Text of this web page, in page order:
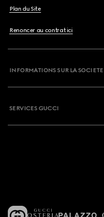
Plan du Site
Renoncer au contrat ici
INFORMATIONS SUR LA SOCIETE
SERVICES GUCCI